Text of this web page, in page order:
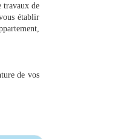
travaux de
établir
de vos